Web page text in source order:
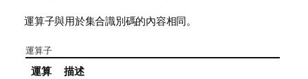
運算子與用於集合識別碼的內容相同。
運算子
運算
描述